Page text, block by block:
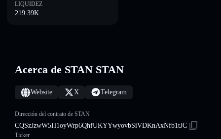
LIQUIDEZ
219.39K
Acerca de STAN STAN
Website X Telegram
Dirección del contrato de STAN
CQSzJzwW5H1oyWrp6QhfUKYYwyovbSiVDKnAxNfb1tJC
Ticker